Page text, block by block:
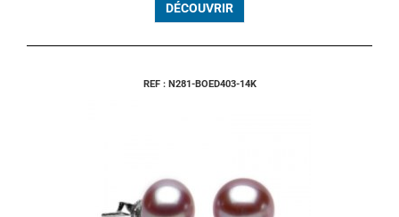
DÉCOUVRIR
REF : N281-BOED403-14K